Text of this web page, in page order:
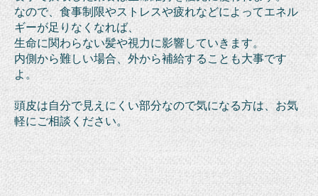
なので、食事制限やストレスや疲れなどによってエネル
ギーが足りなくなれば、
生命に関わらない髪や視力に影響していきます。
内側から難しい場合、外から補給することも大事です
よ。
頭皮は自分で見えにくい部分なので気になる方は、お気
軽にご相談ください。